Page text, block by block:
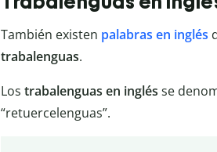
También existen palabras en inglés
trabalenguas.
Los trabalenguas en inglés se
“retuercelenguas”.